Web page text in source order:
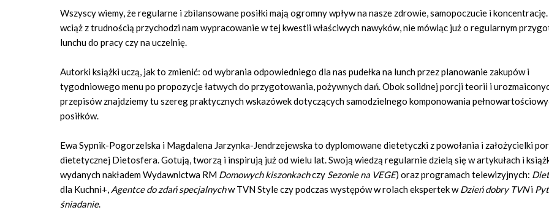
Wszyscy wiemy, że regularne i zbilansowane posiłki mają ogromny wpływ na nasze zdrowie, samopoczucie i
wciąż z trudnością przychodzi nam wypracowanie w tej kwestii właściwych nawyków, nie mówiąc już o regularnym
lunchu do pracy czy na uczelnię.
Autorki książki uczą, jak to zmienić: od wybrania odpowiedniego dla nas pudełka na lunch przez planowanie zakupów i
tygodniowego menu po propozycje łatwych do przygotowania, pożywnych dań. Obok solidnej porcji teorii i
przepisów znajdziemy tu szereg praktycznych wskazówek dotyczących samodzielnego komponowania
posiłków.
Ewa Sypnik-Pogorzelska i Magdalena Jarzynka-Jendrzejewska to dyplomowane dietetyczki z powołania i założycielki
dietetycznej Dietosfera. Gotują, tworzą i inspirują już od wielu lat. Swoją wiedzą regularnie dzielą się w artykułach i
wydanych nakładem Wydawnictwa RM Domowych kiszonkachczy Sezonie na VEGE) oraz programach telewizyjnych:
dla Kuchni+, Agentce do zdań specjalnychw TVN Style czy podczas występów w rolach ekspertek wDzień dobry TVNi
śniadanie.